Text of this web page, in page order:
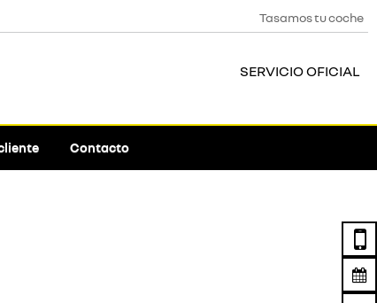
Tasamos tu coche
SERVICIO OFICIAL
Contacto